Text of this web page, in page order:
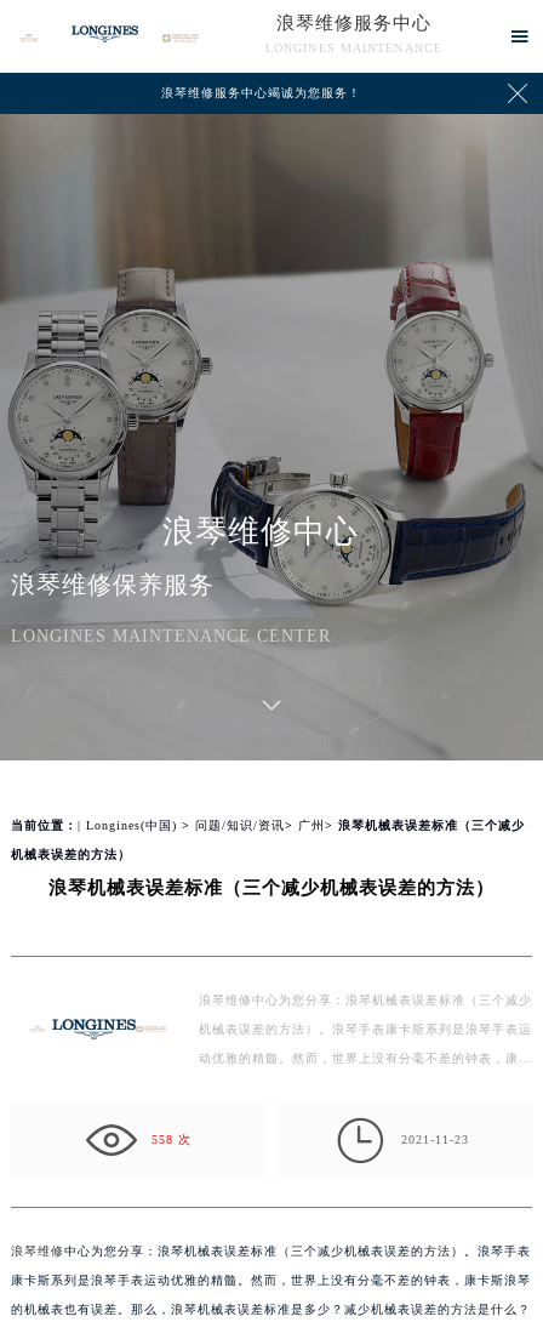
浪琴维修服务中心
LONGINES MAINTENANCE

浪琴维修服务中心竭诚为您服务！ 
浪琴维修中心
浪琴维修保养服务
LONGINES MAINTENANCE CENTER
联系我们
当前位置： | Longines(中国) > 问题/知识/资讯> 广州 > 浪琴机械表误差标准（三个减少
机械表误差的方法）
浪琴机械表误差标准（三个减少机械表误差的方法）
浪琴维修中心为您分享：浪琴机械表误差标准（三个减少
机械表误差的方法）。浪琴手表康卡斯系列是浪琴手表运
动优雅的精髓。然而，世界上没有分毫不差的钟表，康卡
558 次  2021-11-23
浪琴维修中心为您分享：浪琴机械表误差标准（三个减少机械表误差的方法）。浪琴手表
康卡斯系列是浪琴手表运动优雅的精髓。然而，世界上没有分毫不差的钟表，康卡斯浪琴
的机械表也有误差。那么，浪琴机械表误差标准是多少？减少机械表误差的方法是什么？